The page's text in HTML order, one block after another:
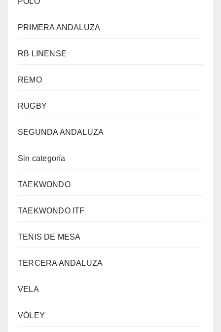
PRIMERA ANDALUZA
RB LINENSE
REMO
RUGBY
SEGUNDA ANDALUZA
Sin categoría
TAEKWONDO
TAEKWONDO ITF
TENIS DE MESA
TERCERA ANDALUZA
VELA
VÓLEY